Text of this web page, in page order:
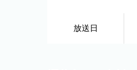
放送日